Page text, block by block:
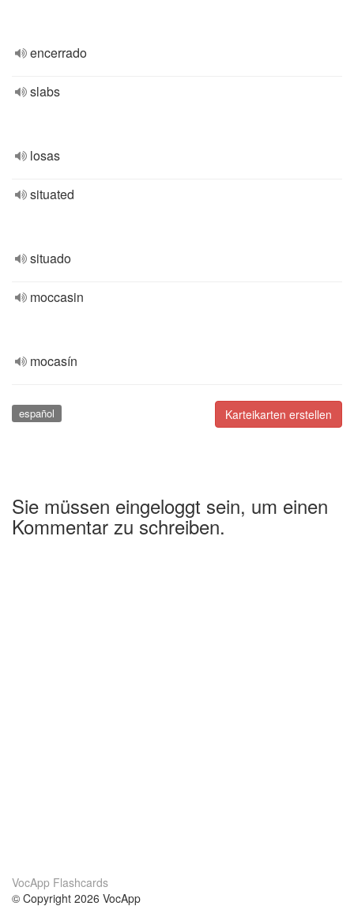
encerrado
slabs
losas
situated
situado
moccasin
mocasín
Karteikarten erstellen
español
Sie müssen eingeloggt sein, um einen
Kommentar zu schreiben.
VocApp Flashcards
© Copyright 2026 VocApp